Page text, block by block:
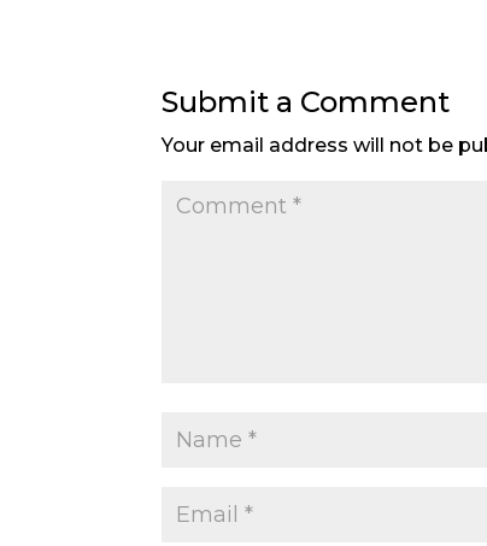
Submit a Comment
Your email address will not be